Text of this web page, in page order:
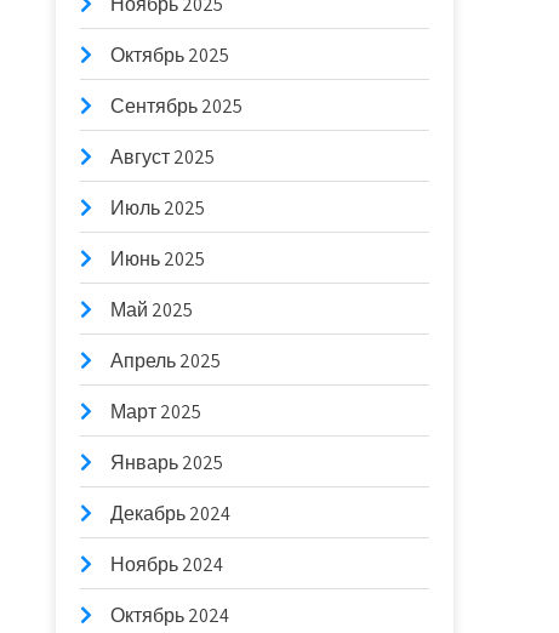
Октябрь 2025
Сентябрь 2025
Август 2025
Июль 2025
Июнь 2025
Май 2025
Апрель 2025
Март 2025
Январь 2025
Декабрь 2024
Ноябрь 2024
Октябрь 2024